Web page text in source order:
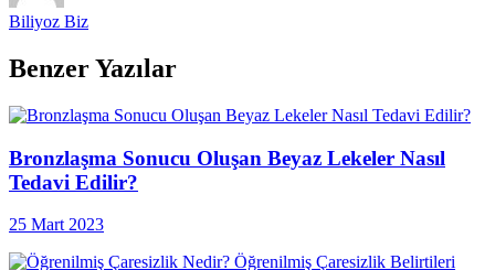
Biliyoz Biz
Benzer Yazılar
Bronzlaşma Sonucu Oluşan Beyaz Lekeler Nasıl
Tedavi Edilir?
25 Mart 2023